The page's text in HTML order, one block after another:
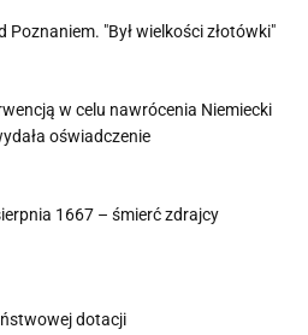
"Był wielkości złotówki"
w celu nawrócenia Niemiecki
oświadczenie
1667 – śmierć zdrajcy
dotacji